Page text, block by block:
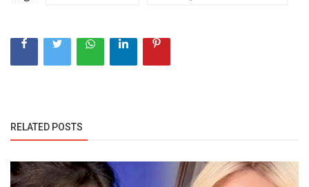
RELATED POSTS